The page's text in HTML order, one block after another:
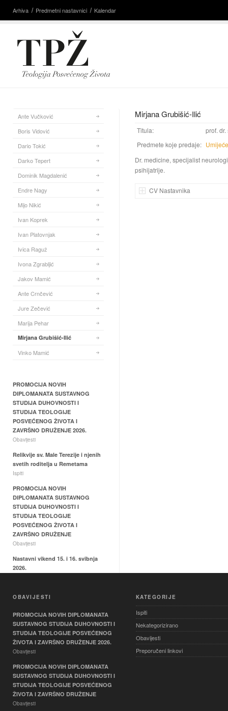
Arhiva Predmetni nastavnici Kalendar
Mirjana Grubišić-Ilić
Titula:
prof. dr.
Predmete koje predaje:
Dr. medicine, specijalist
psihijatrije.
CV Nastavnika
Ante Vučković
Boris Vidović
Dario Tokić
Darko Tepert
Dominik Magdalenić
Endre Nagy
Mijo Nikić
Ivan Koprek
Ivan Platovnjak
Ivica Raguž
Ivona Zgrabljić
Jakov Mamić
Ante Crnčević
Jure Zečević
Marija Pehar
Mirjana Grubišić-Ilić
Vinko Mamić
PROMOCIJA NOVIH
DIPLOMANATA SUSTAVNOG
STUDIJA DUHOVNOSTI I
STUDIJA TEOLOGIJE
POSVEĆENOG ŽIVOTA I
ZAVRŠNO DRUŽENJE 2026.
Obavijesti
Relikvije sv. Male Terezije i njenih
svetih roditelja u Remetama
Ispiti
PROMOCIJA NOVIH
DIPLOMANATA SUSTAVNOG
STUDIJA DUHOVNOSTI I
STUDIJA TEOLOGIJE
POSVEĆENOG ŽIVOTA I
ZAVRŠNO DRUŽENJE
Obavijesti
Nastavni vikend 15. i 16. svibnja
2026.
Terezije i svetih roditelja Ljudevita
OBAVIJESTI
PROMOCIJA NOVIH DIPLOMANATA
SUSTAVNOG STUDIJA DUHOVNOSTI I
STUDIJA TEOLOGIJE POSVEĆENOG
ŽIVOTA I ZAVRŠNO DRUŽENJE 2026.
Obavijesti
PROMOCIJA NOVIH DIPLOMANATA
SUSTAVNOG STUDIJA DUHOVNOSTI I
STUDIJA TEOLOGIJE POSVEĆENOG
ŽIVOTA I ZAVRŠNO DRUŽENJE
Obavijesti
KATEGORIJE
Ispiti
Nekategorizirano
Obavijesti
Preporučeni linkovi